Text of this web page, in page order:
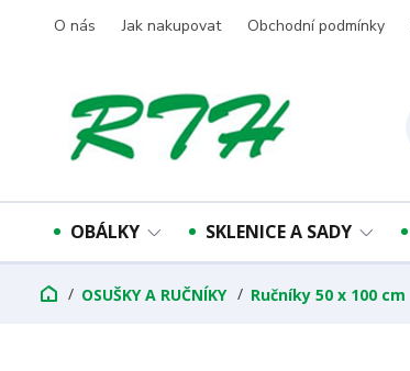
O nás Jak nakupovat Obchodní podmínky
OBÁLKY SKLENICE A SADY
OSUŠKY A RUČNÍKY Ručníky 50 x 100 cm